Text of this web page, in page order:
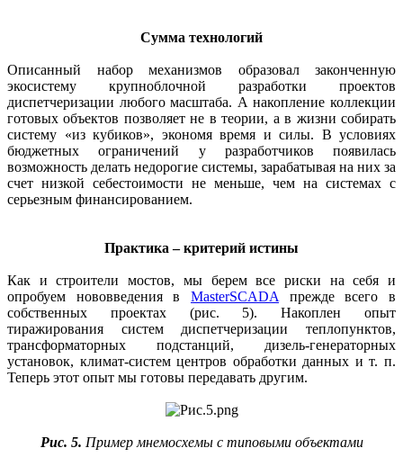
Сумма технологий
Описанный набор механизмов образовал законченную
экосистему крупноблочной разработки проектов
диспетчеризации любого масштаба. А накопление коллекции
готовых объектов позволяет не в теории, а в жизни собирать
систему «из кубиков», экономя время и силы. В условиях
бюджетных ограничений у разработчиков появилась
возможность делать недорогие системы, зарабатывая на них за
счет низкой себестоимости не меньше, чем на системах с
серьезным финансированием.
Практика – критерий истины
Как и строители мостов, мы берем все риски на себя и
опробуем нововведения в MasterSCADA прежде всего в
собственных проектах (рис. 5). Накоплен опыт
тиражирования систем диспетчеризации теплопунктов,
трансформаторных подстанций, дизель-генераторных
установок, климат-систем центров обработки данных и т. п.
Теперь этот опыт мы готовы передавать другим.
Рис. 5. Пример мнемосхемы с типовыми объектами